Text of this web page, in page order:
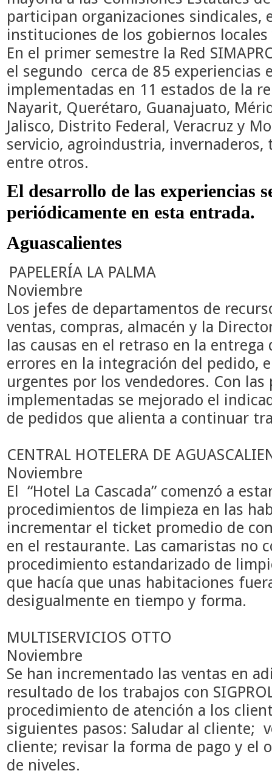
participan organizaciones sindicales,
instituciones de los gobiernos
En el primer semestre la Red
el segundo cerca de 85 experiencias
implementadas en 11 estados de la
Nayarit, Querétaro, Guanajuato,
Jalisco, Distrito Federal, Veracruz y
servicio, agroindustria,
entre otros.
El desarrollo de las experiencias
periódicamente en esta entrada.
Aguascalientes
PAPELERÍA LA PALMA
Noviembre
Los jefes de departamentos de
ventas, compras, almacén y la
las causas en el retraso en la entrega
errores en la integración del pedido,
urgentes por los vendedores. Con las
implementadas se mejorado el
de pedidos que alienta a continuar
CENTRAL HOTELERA DE
Noviembre
El “Hotel La Cascada” comenzó a
procedimientos de limpieza en las
incrementar el ticket promedio de
en el restaurante. Las camaristas no
procedimiento estandarizado de
que hacía que unas habitaciones
desigualmente en tiempo y forma.
MULTISERVICIOS OTTO
Noviembre
Se han incrementado las ventas en
resultado de los trabajos con
procedimiento de atención a los
siguientes pasos: Saludar al cliente;
cliente; revisar la forma de pago y el
de niveles.